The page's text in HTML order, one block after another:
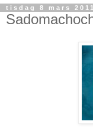
tisdag 8 mars 2011